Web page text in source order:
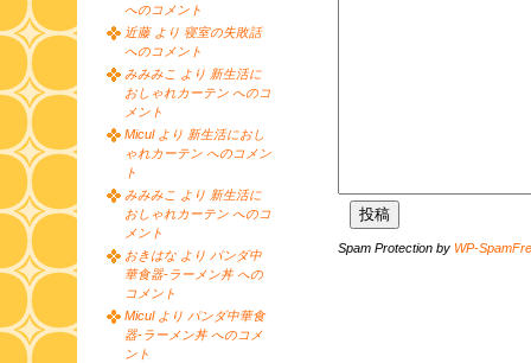
Spam Protection by WP-
へのコメント
近藤 より 寝室の失敗話
へのコメント
みみみこ より 新生活に
おしゃれカーテン へのコ
メント
Micul より 新生活におし
ゃれカーテン へのコメン
ト
みみみこ より 新生活に
おしゃれカーテン へのコ
メント
おきはな より パンダ中
華食器-ラーメン丼 への
コメント
Micul より パンダ中華食
器-ラーメン丼 へのコメ
ント